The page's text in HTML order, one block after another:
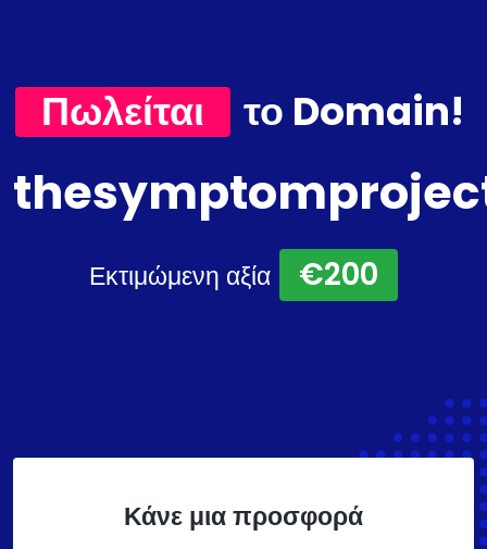
Πωλείται το Domain!
Εκτιμώμενη αξία €200
Κάνε μια προσφορά